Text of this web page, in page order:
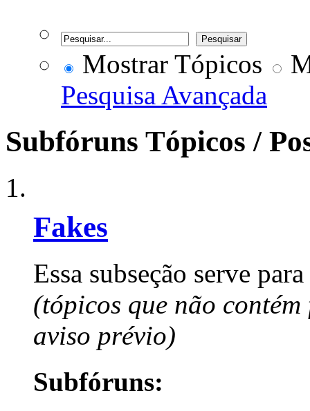
Mostrar Tópicos
Pesquisa Avançada
Subfóruns Tópicos /
Fakes
Essa subseção serve
(tópicos que não
aviso prévio)
Subfóruns: